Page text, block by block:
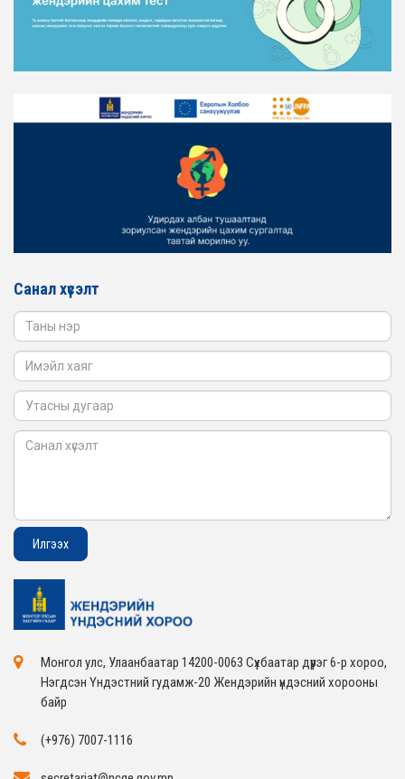
Санал хүсэлт
Монгол улс, Улаанбаатар 14200-0063 Сүхбаатар дүүрэг 6-р хороо,
Нэгдсэн Үндэстний гудамж-20 Жендэрийн үндэсний хорооны
байр
(+976) 7007-1116